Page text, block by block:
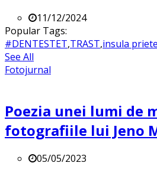
11/12/2024
Popular Tags:
#DENTESTET,TRAST,insula
See All
Fotojurnal
Poezia unei lumi de
fotografiile lui Jeno
05/05/2023